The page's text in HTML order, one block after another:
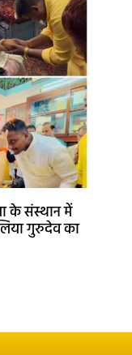
के संस्थान में
गुरुदेव का